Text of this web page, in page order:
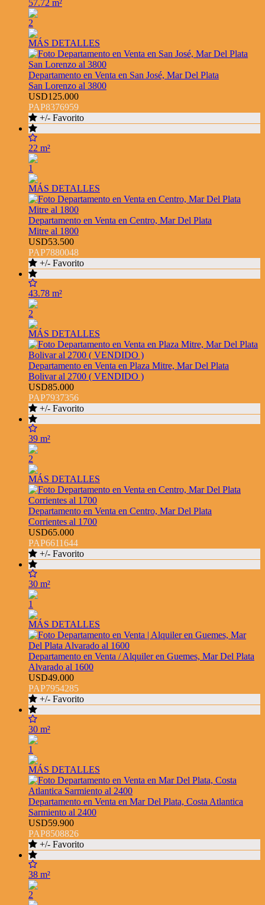
57.72 m²
2
MÁS DETALLES
Departamento en Venta en San José, Mar Del Plata
San Lorenzo al 3800
USD125.000
PAP8376959
+/- Favorito
22 m²
1
MÁS DETALLES
Departamento en Venta en Centro, Mar Del Plata
Mitre al 1800
USD53.500
PAP7880048
+/- Favorito
43.78 m²
2
MÁS DETALLES
Departamento en Venta en Plaza Mitre, Mar Del Plata
Bolivar al 2700 ( VENDIDO )
USD85.000
PAP7937356
+/- Favorito
39 m²
2
MÁS DETALLES
Departamento en Venta en Centro, Mar Del Plata
Corrientes al 1700
USD65.000
PAP6611644
+/- Favorito
30 m²
1
MÁS DETALLES
Departamento en Venta / Alquiler en Guemes, Mar Del Plata
Alvarado al 1600
USD49.000
PAP7954285
+/- Favorito
30 m²
1
MÁS DETALLES
Departamento en Venta en Mar Del Plata, Costa Atlantica
Sarmiento al 2400
USD59.900
PAP8508826
+/- Favorito
38 m²
2